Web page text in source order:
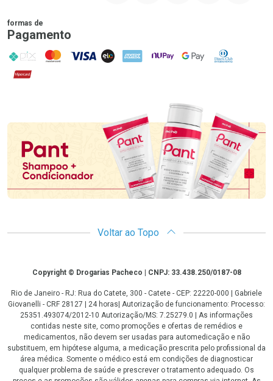
formas de
Pagamento
PIX MasterCard
VISA ELO AMEX NuPay Google PayDiners Club
Hipercard
Promoção em Destaque
Voltar ao Topo
CopyrightCopyright © Drogarias Pacheco | CNPJ: 33.438.250/0187-08
Rio de Janeiro - RJ: Rua do Catete, 300 - Catete - CEP: 22220-000 | Gabriele
Giovanelli - CRF 28127 | 24 horas| Autorização de funcionamento: Processo:
25351.493074/2012-10 Autorização/MS: 7.25279.0 | As informações
contidas neste site, como promoções e ofertas de remédios e
medicamentos, não devem ser usadas para automedicação e não
substituem, em hipótese alguma, a medicação prescrita pelo profissional da
área médica. Somente o médico está em condições de diagnosticar
qualquer problema de saúde e prescrever o tratamento adequado. Os